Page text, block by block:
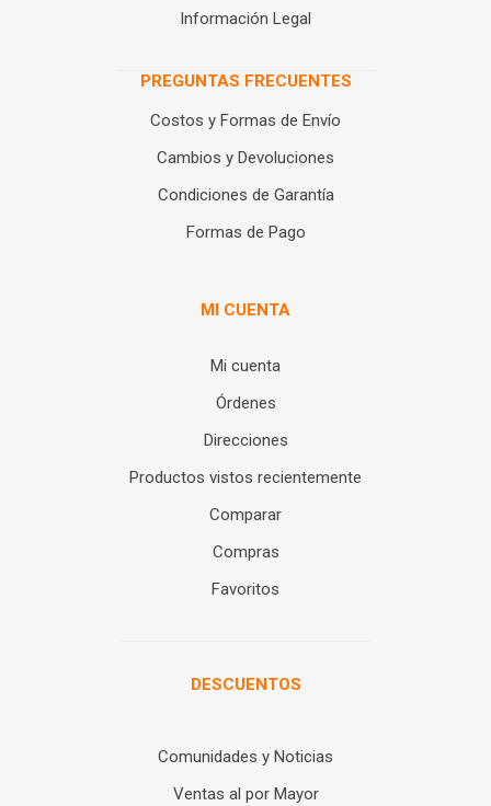
Información Legal
PREGUNTAS FRECUENTES
Costos y Formas de Envío
Cambios y Devoluciones
Condiciones de Garantía
Formas de Pago
MI CUENTA
Mi cuenta
Órdenes
Direcciones
Productos vistos recientemente
Comparar
Compras
Favoritos
DESCUENTOS
Comunidades y Noticias
Ventas al por Mayor